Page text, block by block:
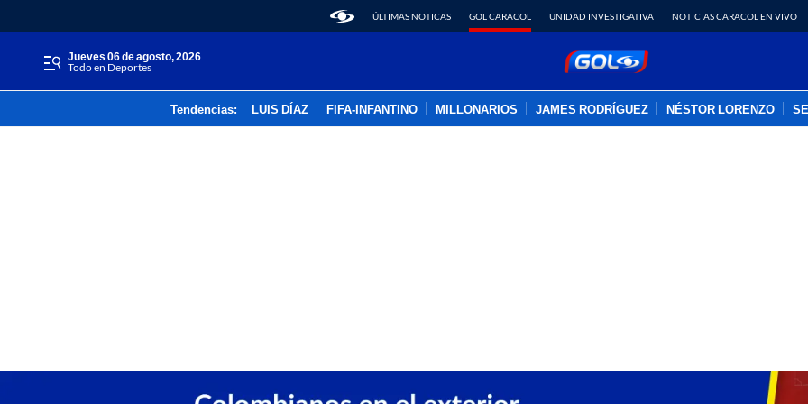
ÚLTIMAS NOTICAS GOL CARACOL UNIDAD INVESTIGATIVA NOTICIAS CARACOL EN VIVO
jueves 06 de agosto, 2026
Todo en Deportes
Tendencias: LUIS DÍAZ FIFA-INFANTINO MILLONARIOS JAMES RODRÍGUEZ NÉSTOR LORENZO